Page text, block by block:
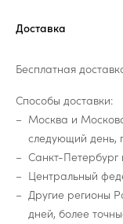
Доставка
Бесплатная
Способы доставки:
Москва и
следующий день,
Санкт-Петербург
Центральный
Другие регионы
дней, более